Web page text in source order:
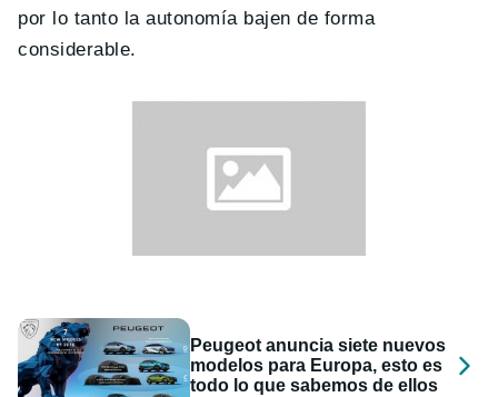
por lo tanto la autonomía bajen de forma
considerable.
Peugeot anuncia siete nuevos
modelos para Europa, esto es
todo lo que sabemos de ellos